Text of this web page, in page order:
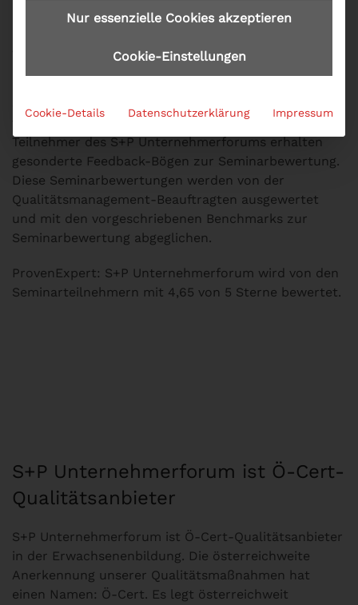
internationalen Qualitätsmanagementnorm DIN EN
ISO 9001:2015. Das Managementsystem wird alle drei
Jahre rezertifiziert. In den Jahren dazwischen findet
werden laufend überwacht und überprüft. Die
Teilnehmer des S+P Unternehmerforums erhalten
gesonderte Feedback-Bögen zur Seminarbewertung.
Diese Seminarbewertungen werden von der
Qualitätsmanagement-Beauftragten ausgewertet
und mit den vorgeschriebenen Benchmarks zur
Seminarbewertung abgeglichen.
ProvenExpert: S+P Unternehmerforum wird von den
Seminarteilnehmern mit 4,65 von 5 Sterne bewertet.
S+P Unternehmerforum ist Ö-Cert-
Qualitätsanbieter
S+P Unternehmerforum ist Ö-Cert-Qualitätsanbieter
in der Erwachsenenbildung. Die österreichweite
Anerkennung unserer Qualitätsmaßnahmen hat
einen Namen: Ö-Cert. Es legt österreichweit
Nur essenzielle Cookies akzeptieren
Cookie-Einstellungen
Cookie-Details Datenschutzerklärung Impressum